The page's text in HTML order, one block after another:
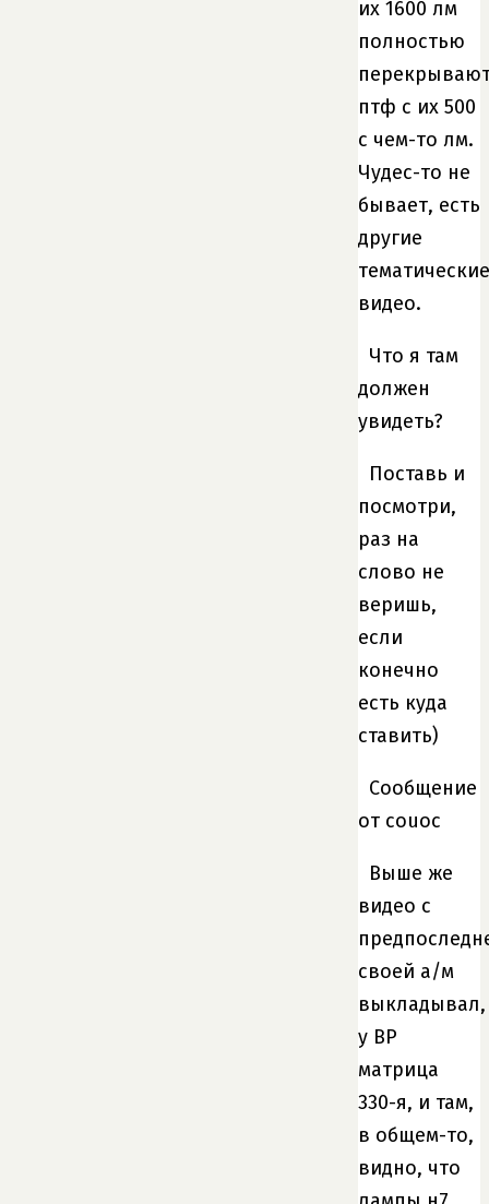
их 1600 лм
полностью
птф с их 500
с чем-то лм.
Чудес-то не
бывает, есть
другие
тематические
видео.
Что я там
должен
увидеть?
Поставь и
посмотри,
раз на
слово не
веришь,
если
конечно
есть куда
ставить)
Сообщение
от couoc
Выше же
видео с
своей а/м
выкладывал,
у ВР
матрица
330-я, и там,
в общем-то,
видно, что